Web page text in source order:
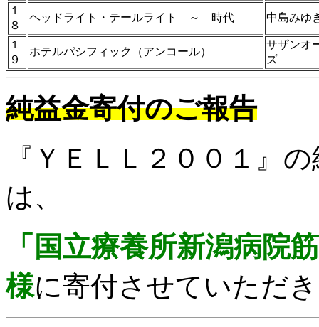
１
８
ヘッドライト・テールライト ～ 時代 中島みゆ
１
９
ホテルパシフィック（アンコール）
サザンオ
ズ
純益金寄付のご報告
『ＹＥＬＬ２００１』
は、
「国立療養所新潟病院
様に寄付させていただ